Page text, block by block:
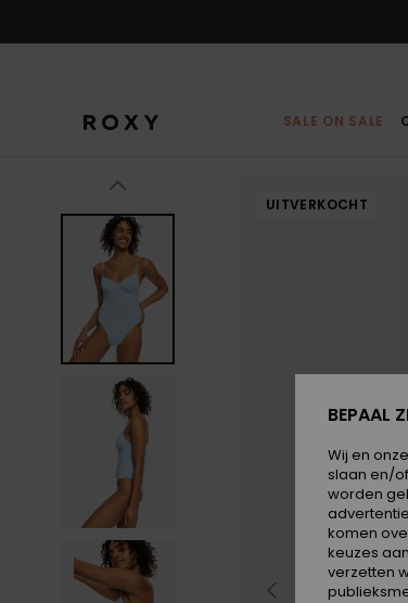
SALE ON SALE
UITVERKOCHT
BEPAAL
Wij en
slaan en/
worden
komen
keuzes
verzetten